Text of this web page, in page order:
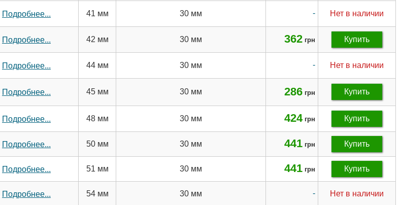
Подробнее... 41 мм 30 мм - Нет в наличии
Подробнее... 42 мм 30 мм 362 грн Купить
Подробнее... 44 мм 30 мм - Нет в наличии
Подробнее... 45 мм 30 мм 286 грн Купить
Подробнее... 48 мм 30 мм 424 грн Купить
Подробнее... 50 мм 30 мм 441 грн Купить
Подробнее... 51 мм 30 мм 441 грн Купить
Подробнее... 54 мм 30 мм - Нет в наличии